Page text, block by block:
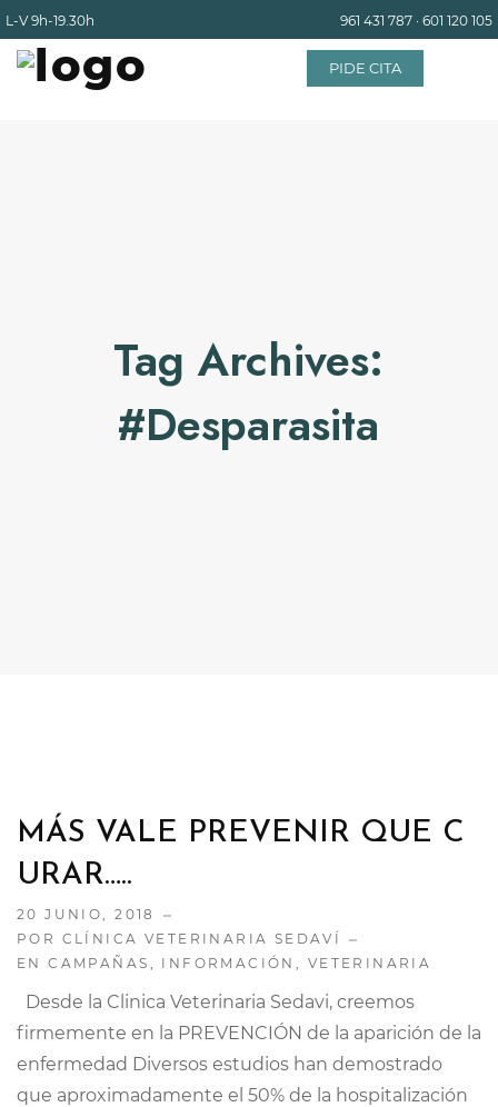
L-V9h-19.30h 961 431 787 · 601 120 105
PIDE CITA
INSTALACIONES
Tag Archives:
#desparasita
MÁS VALE PREVENIR QUE C
URAR…..
20 JUNIO, 2018
POR CLÍNICA VETERINARIA SEDAVÍ
ENCAMPAÑAS , INFORMACIÓN , VETERINARIA
Desde la Clinica Veterinaria Sedavi, creemos
firmemente en la PREVENCIÓN de la aparición de la
enfermedad Diversos estudios han demostrado
que aproximadamente el 50% de la hospitalización